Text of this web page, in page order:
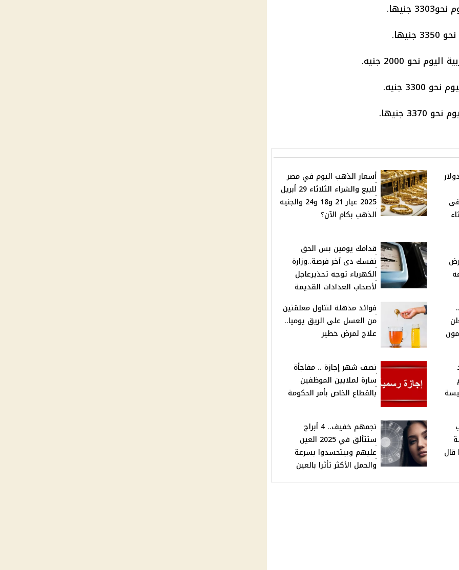
2000 جنيه.
جنيه.
جنيها.
أسعار الذهب اليوم في مصر
للبيع والشراء الثلاثاء 29 أبريل
2025 عيار 21 و18 و24 والجنيه
الذهب بكام الآن؟
قدامك يومين بس الحق
نفسك دى آخر فرصة..وزارة
الكهرباء توجه تحذيرعاجل
لأصحاب العدادات القديمة
فوائد مذهلة لتناول معلقتين
من العسل على الريق يوميا..
علاج لمرض خطير
نصف شهر إجازة .. مفاجأة
سارة لملايين الموظفين
بالقطاع الخاص بأمر الحكومة
قال
نجمهم خفيف.. 4 أبراج
ستتألق في 2025 العين
عليهم وبيتحسدوا بسرعة
والحمل الأكثر تأثرا بالعين